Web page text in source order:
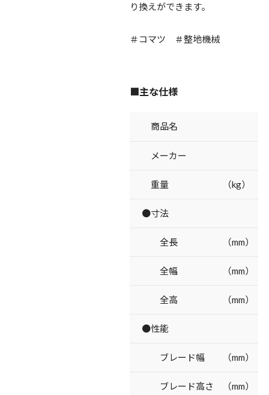
り換えができます。
＃コマツ ＃整地機械
■主な仕様
商品名
メーカー
重量 （kg）
●寸法
全長 （mm）
全幅 （mm）
全高 （mm）
●性能
ブレード幅 （mm）
ブレード高さ （mm）